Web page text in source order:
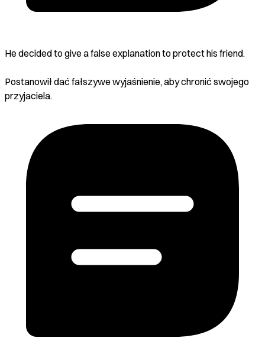
He decided to give a false explanation to protect his friend.
Postanowił dać fałszywe wyjaśnienie, aby chronić swojego
przyjaciela.